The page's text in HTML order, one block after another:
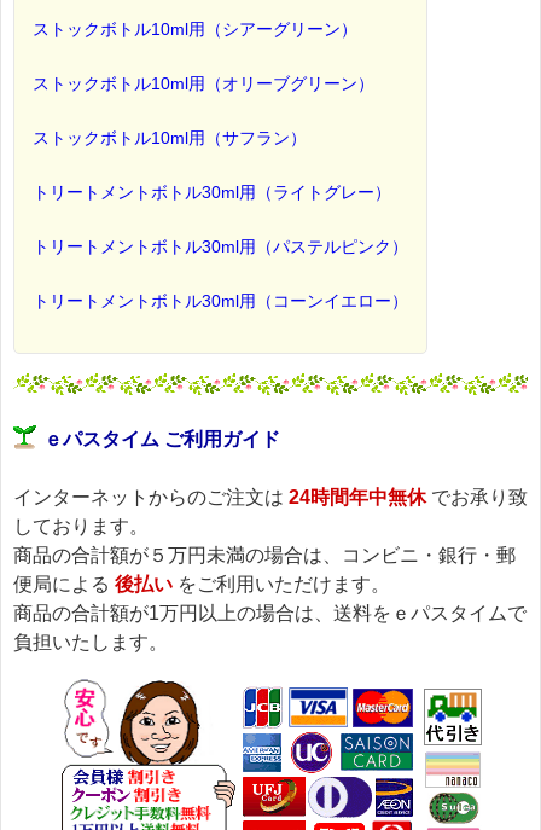
ストックボトル10ml用（シアーグリーン）
ストックボトル10ml用（オリーブグリーン）
ストックボトル10ml用（サフラン）
トリートメントボトル30ml用（ライトグレー）
トリートメントボトル30ml用（パステルピンク）
トリートメントボトル30ml用（コーンイエロー）
ｅパスタイム ご利用ガイド
インターネットからのご注文は 24時間年中無休でお承り致
しております。
商品の合計額が５万円未満の場合は、コンビニ・銀行・郵
便局による 後払い をご利用いただけます。
商品の合計額が1万円以上の場合は、送料をｅパスタイムで
負担いたします。